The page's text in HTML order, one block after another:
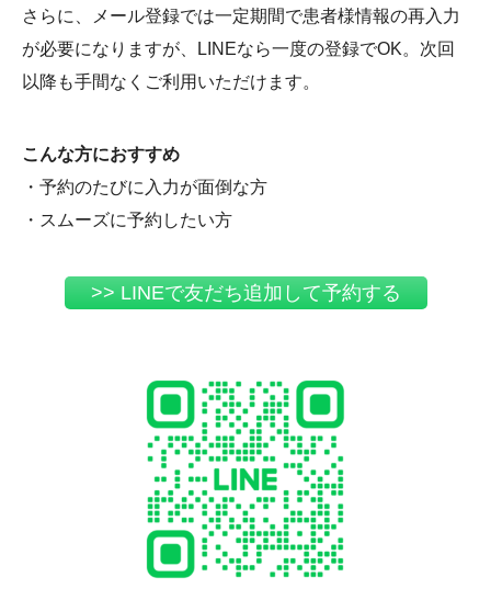
さらに、メール登録では一定期間で患者様情報の再入力
が必要になりますが、LINEなら一度の登録でOK。次回
以降も手間なくご利用いただけます。
こんな方におすすめ
・予約のたびに入力が面倒な方
・スムーズに予約したい方
>> LINEで友だち追加して予約する